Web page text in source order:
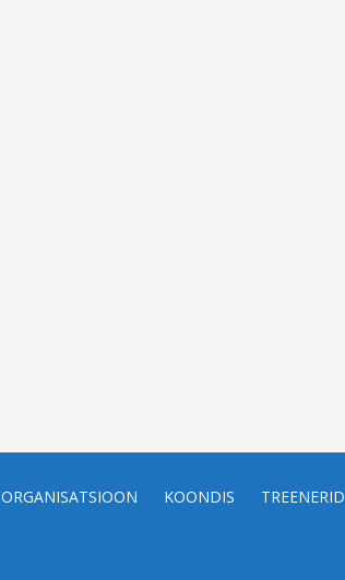
ORGANISATSIOON KOONDIS TREENERID